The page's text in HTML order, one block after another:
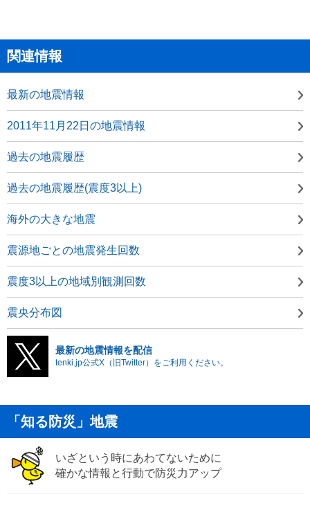
関連情報
最新の地震情報
2011年11月22日の地震情報
過去の地震履歴
過去の地震履歴(震度3以上)
海外の大きな地震
震源地ごとの地震発生回数
震度3以上の地域別観測回数
震央分布図
最新の地震情報を配信
tenki.jp公式X（旧Twitter）をご利用ください。
「知る防災」地震
いざという時にあわてないために
確かな情報と行動で防災力アップ